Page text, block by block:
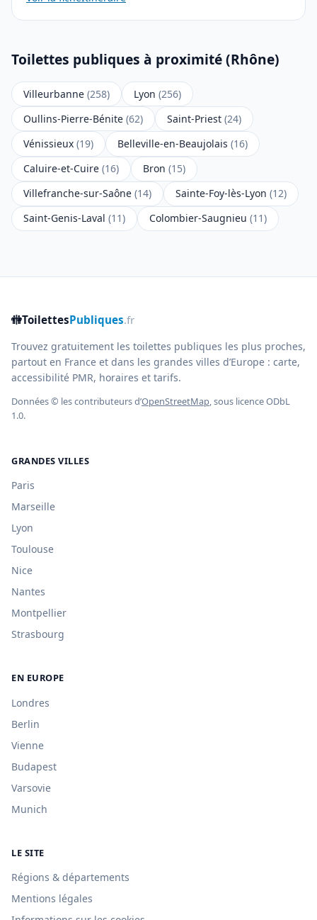
Toilettes publiques à proximité (Rhône)
Villeurbanne (258) Lyon (256)
Oullins-Pierre-Bénite (62) Saint-Priest (24)
Vénissieux (19) Belleville-en-Beaujolais (16)
Caluire-et-Cuire (16) Bron (15)
Villefranche-sur-Saône (14) Sainte-Foy-lès-Lyon (12)
Saint-Genis-Laval (11) Colombier-Saugnieu (11)
🚻ToilettesPubliques.fr
Trouvez gratuitement les toilettes publiques les plus proches,
partout en France et dans les grandes villes d’Europe : carte,
accessibilité PMR, horaires et tarifs.
Données © les contributeurs d’OpenStreetMap, sous licence ODbL
1.0.
GRANDES VILLES
Paris
Marseille
Lyon
Toulouse
Nice
Nantes
Montpellier
Strasbourg
EN EUROPE
Londres
Berlin
Vienne
Budapest
Varsovie
Munich
LE SITE
Régions & départements
Mentions légales